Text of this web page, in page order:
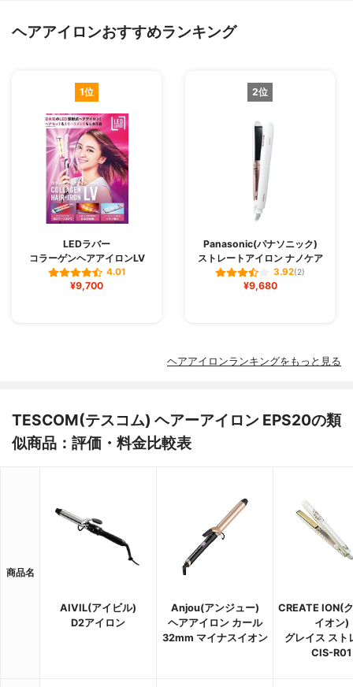
ヘアアイロンおすすめランキング
1位
LEDラバー
コラーゲンヘアアイロンLV
4.01
¥9,700
2位
Panasonic(パナソニック)
ストレートアイロン ナノケア
3.92(2)
¥9,680
ヘアアイロンランキングをもっと見る
TESCOM(テスコム) ヘアーアイロン EPS20の類
似商品：評価・料金比較表
商品名
AIVIL(アイビル)
D2アイロン
Anjou(アンジュー)
ヘアアイロン カール
32mm マイナスイオン
CREATE ION(
イオン)
グレイス スト
CIS-R01